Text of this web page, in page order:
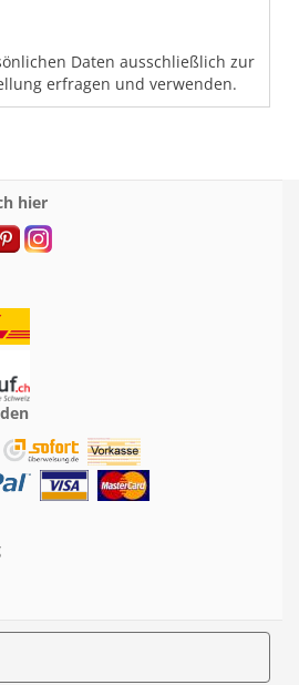
Daten ausschließlich zur
erfragen und verwenden.
hier